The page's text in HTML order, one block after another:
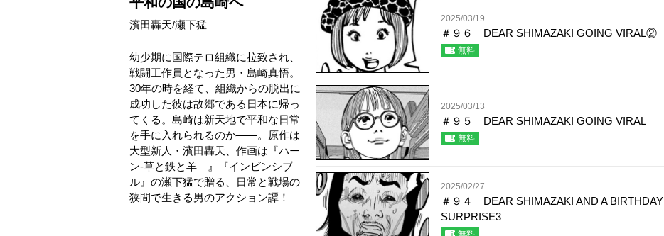
濱田轟天/瀬下猛
幼少期に国際テロ組織に拉致され、
戦闘工作員となった男・島崎真悟。
30年の時を経て、組織からの脱出に
成功した彼は故郷である日本に帰っ
てくる。島崎は新天地で平和な日常
を手に入れられるのか――。原作は
大型新人・濱田轟天、作画は『ハー
ン‐草と鉄と羊—』『インビンシブ
ル』の瀬下猛で贈る、日常と戦場の
狭間で生きる男のアクション譚！
2025/03/19
＃９６ DEAR SHIMAZAKI GOING VIRAL②
無料
2025/03/13
＃９５ DEAR SHIMAZAKI GOING VIRAL
無料
2025/02/27
＃９４ DEAR SHIMAZAKI AND A BIRTHDAY
SURPRISE3
無料